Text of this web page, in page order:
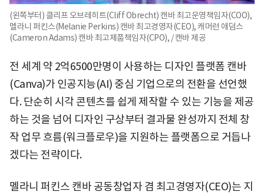
(왼쪽부터) 클리프 오브레히트(Cliff Obrecht) 캔바 최고운영책임자(COO),
멜라니 퍼킨스(Melanie Perkins) 캔바 최고경영자(CEO), 캐머런 애덤스
(Cameron Adams) 캔바 최고제품책임자(CPO), / 캔바 제공
전 세계 약 2억6500만명이 사용하는 디자인 플랫폼 캔바
(Canva)가 인공지능(AI) 중심 기업으로의 전환을 선언했
다. 단순히 시각 콘텐츠를 쉽게 제작할 수 있는 기능을 제공
하는 것을 넘어 디자인 구상부터 결과물 완성까지 전체 창
작 업무 흐름(워크플로우)을 지원하는 플랫폼으로 거듭나
겠다는 전략이다.
멜라니 퍼킨스 캔바 공동창업자 겸 최고경영자(CEO)는 지